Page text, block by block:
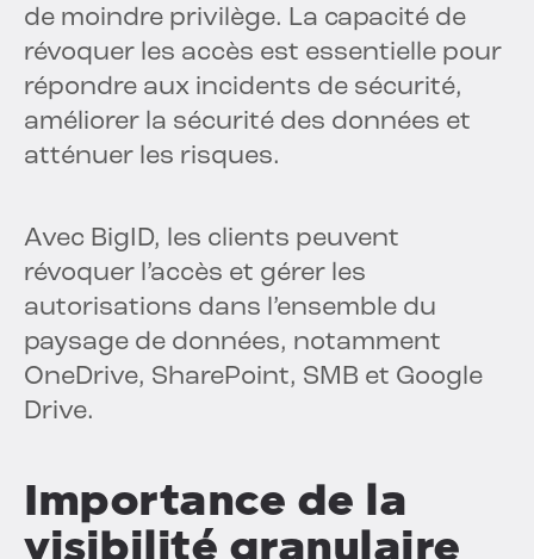
de moindre privilège. La capacité de
révoquer les accès est essentielle pour
répondre aux incidents de sécurité,
améliorer la sécurité des données et
atténuer les risques.
Avec BigID, les clients peuvent
révoquer l’accès et gérer les
autorisations dans l’ensemble du
paysage de données, notamment
OneDrive, SharePoint, SMB et Google
Drive.
Importance de la
visibilité granulaire